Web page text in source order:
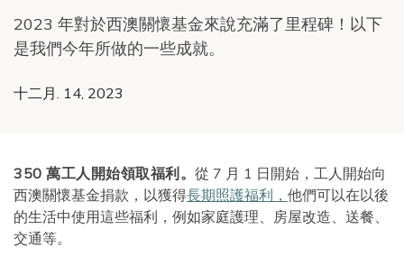
十二月. 14, 2023
2023 年對於西澳關懷基金來說充滿了里程碑！以下
是我們今年所做的一些成就。
350 萬工人開始領取福利。 從 7 月 1 日開始，工人開始向
西澳關懷基金捐款，以獲得長期照護福利， 他們可以在以後
的生活中使用這些福利，例如家庭護理、房屋改造、送餐、
交通等。